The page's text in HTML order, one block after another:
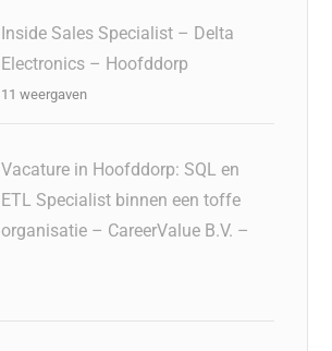
Inside Sales Specialist – Delta
Electronics – Hoofddorp
11 weergaven
Vacature in Hoofddorp: SQL en
ETL Specialist binnen een toffe
organisatie – CareerValue B.V. –